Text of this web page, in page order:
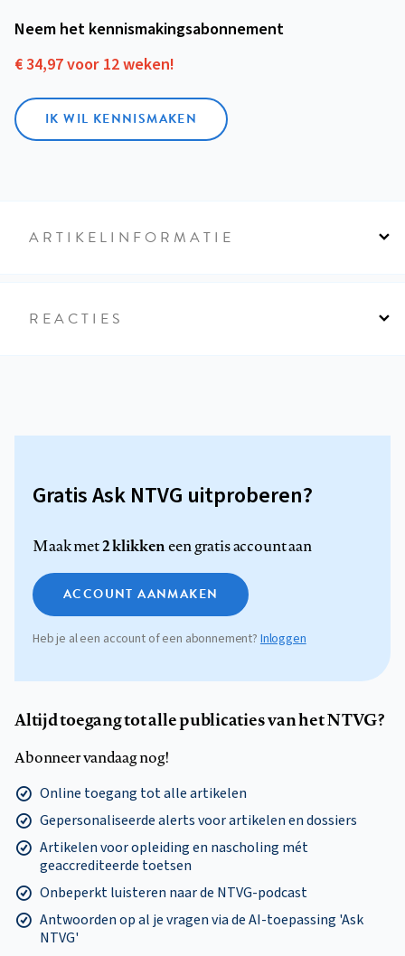
Neem het kennismakings­abonnement
€ 34,97 voor 12 weken!
IK WIL KENNISMAKEN
ARTIKELINFORMATIE
REACTIES
Gratis Ask NTVG uitproberen?
Maak met2 klikkeneen gratis account aan
ACCOUNT AANMAKEN
Heb je al een account of een abonnement?Inloggen
Altijd toegang tot alle publicaties van het NTVG?
Abonneer vandaag nog!
Online toegang tot alle artikelen
Gepersonaliseerde alerts voor artikelen en dossiers
Artikelen voor opleiding en nascholing mét
geaccrediteerde toetsen
Onbeperkt luisteren naar de NTVG-podcast
Antwoorden op al je vragen via de AI-toepassing 'Ask
NTVG'